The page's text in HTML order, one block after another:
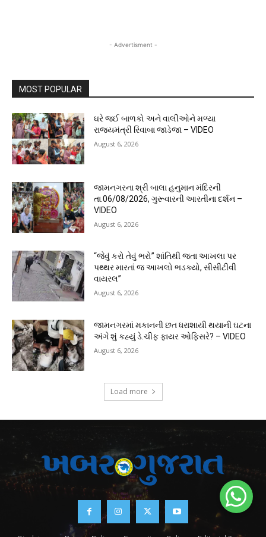
- Advertisment -
MOST POPULAR
ઘરે જઈ બાળકો અને વાલીઓને મળ્યા
રાજ્યમંત્રી રિવાબા જાડેજા – VIDEO
August 6, 2026
જામનગરના શ્રી બાલા હનુમાન મંદિરની
તા.06/08/2026, ગુરૂવારની આરતીના દર્શન –
VIDEO
August 6, 2026
“જેવું કરો તેવું ભરો” શાંતિથી જતા આખલા પર
પથ્થર મારતાં જ આખલો ભડક્યો, સીસીટીવી
વાયરલ”
August 6, 2026
જામનગરમાં મકાનની છત ધરાશાયી થયાની ઘટના
અંગે શું કહ્યું ડે.ચીફ ફાયર ઓફિસરે? – VIDEO
August 6, 2026
Load more